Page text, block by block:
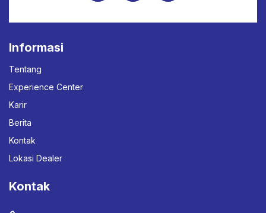
Informasi
Tentang
Experience Center
Karir
Berita
Kontak
Lokasi Dealer
Kontak